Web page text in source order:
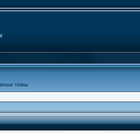
темы